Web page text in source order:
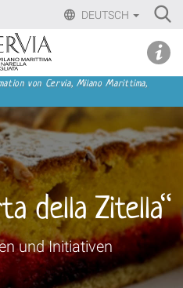
DEUTSCH
von Cervia, Milano Marittima,
della Zitella“
und Initiativen